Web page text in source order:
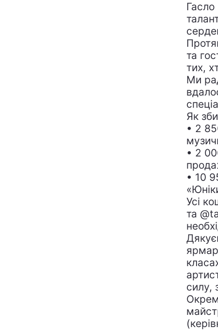
та
тих,
Ми
Як
• 2
• 2
• 10
Усі
та
силу,